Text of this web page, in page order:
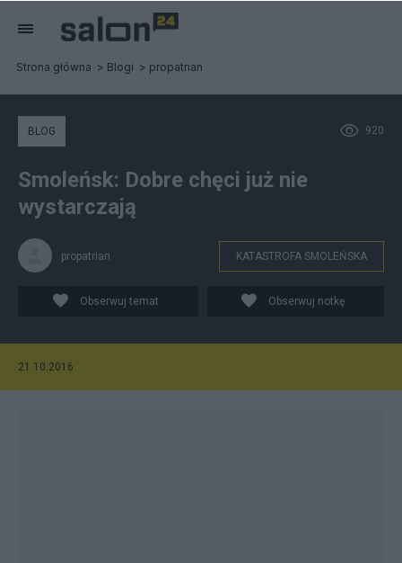
Strona główna Blogi propatrian
920
BLOG
Smoleńsk: Dobre chęci już nie
wystarczają
propatrian KATASTROFA SMOLEŃSKA
Obserwuj temat Obserwuj notkę
21.10.2016